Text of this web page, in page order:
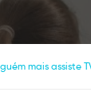
mais assiste